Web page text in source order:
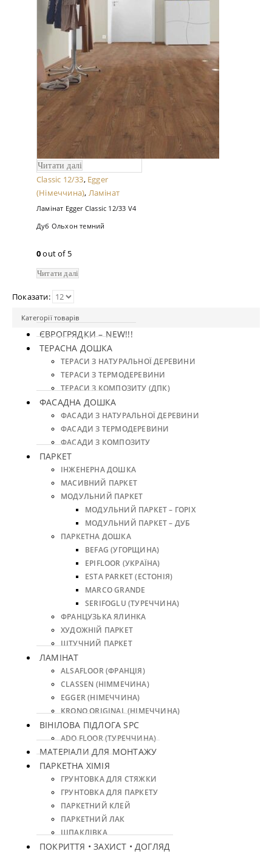
Читати далі
Classic 12/33, Egger
(Німеччина), Ламінат
Ламінат Egger Classic 12/33 V4
Дуб Ольхон темний
0out of 5
Читати далі
Показати:
Категорії товарів
ЄВРОГРЯДКИ – NEW!!!
ТЕРАСНА ДОШКА
ТЕРАСИ З НАТУРАЛЬНОЇ ДЕРЕВИНИ
ТЕРАСИ З ТЕРМОДЕРЕВИНИ
ТЕРАСИ З КОМПОЗИТУ (ДПК)
ФАСАДНА ДОШКА
ФАСАДИ З НАТУРАЛЬНОЇ ДЕРЕВИНИ
ФАСАДИ З ТЕРМОДЕРЕВИНИ
ФАСАДИ З КОМПОЗИТУ
ПАРКЕТ
ІНЖЕНЕРНА ДОШКА
МАСИВНИЙ ПАРКЕТ
МОДУЛЬНИЙ ПАРКЕТ
МОДУЛЬНИЙ ПАРКЕТ – ГОРІХ
МОДУЛЬНИЙ ПАРКЕТ – ДУБ
ПАРКЕТНА ДОШКА
BEFAG (УГОРЩИНА)
EPIFLOOR (УКРАЇНА)
ESTA PARKET (ЕСТОНІЯ)
MARCO GRANDE
SERIFOGLU (ТУРЕЧЧИНА)
ФРАНЦУЗЬКА ЯЛИНКА
ХУДОЖНІЙ ПАРКЕТ
ШТУЧНИЙ ПАРКЕТ
ЛАМІНАТ
ALSAFLOOR (ФРАНЦІЯ)
CLASSEN (НІММЕЧИНА)
EGGER (НІМЕЧЧИНА)
KRONO ORIGINAL (НІМЕЧЧИНА)
ВІНІЛОВА ПІДЛОГА SPC
ADO FLOOR (ТУРЕЧЧИНА)
МАТЕРІАЛИ ДЛЯ МОНТАЖУ
ПАРКЕТНА ХІМІЯ
ГРУНТОВКА ДЛЯ СТЯЖКИ
ГРУНТОВКА ДЛЯ ПАРКЕТУ
ПАРКЕТНИЙ КЛЕЙ
ПАРКЕТНИЙ ЛАК
ШПАКЛІВКА
ПОКРИТТЯ • ЗАХИСТ • ДОГЛЯД